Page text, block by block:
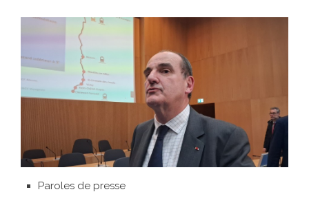
Paroles de presse